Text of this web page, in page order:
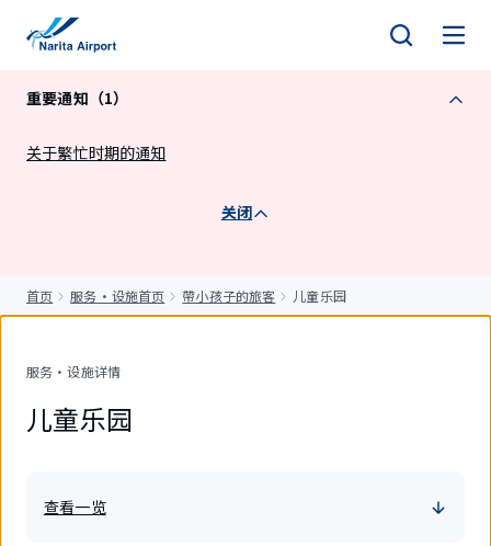
重要通知（1）
关于繁忙时期的通知
关闭
首页 服务・设施首页 帶小孩子的旅客 儿童乐园
服务・设施详情
儿童乐园
查看一览